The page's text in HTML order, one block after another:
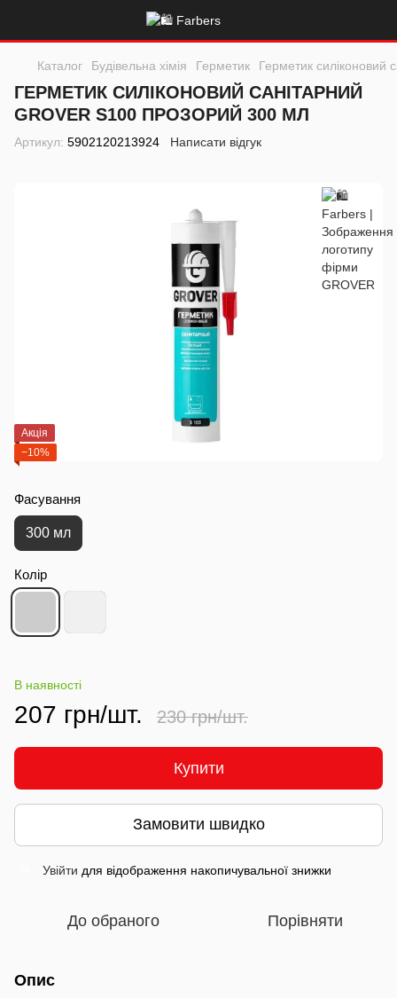
Каталог Будівельна хімія Герметик Герметик силіконовий
ГЕРМЕТИК СИЛІКОНОВИЙ САНІТАРНИЙ
GROVER S100 ПРОЗОРИЙ 300 МЛ
Артикул: 5902120213924 Написати відгук
Акція
−10%
Фасування
300 мл
Колір
В наявності
207 грн/шт. 230 грн/шт.
Купити
Замовити швидко
Увійти для відображення накопичувальної знижки
До обраного Порівняти
Опис